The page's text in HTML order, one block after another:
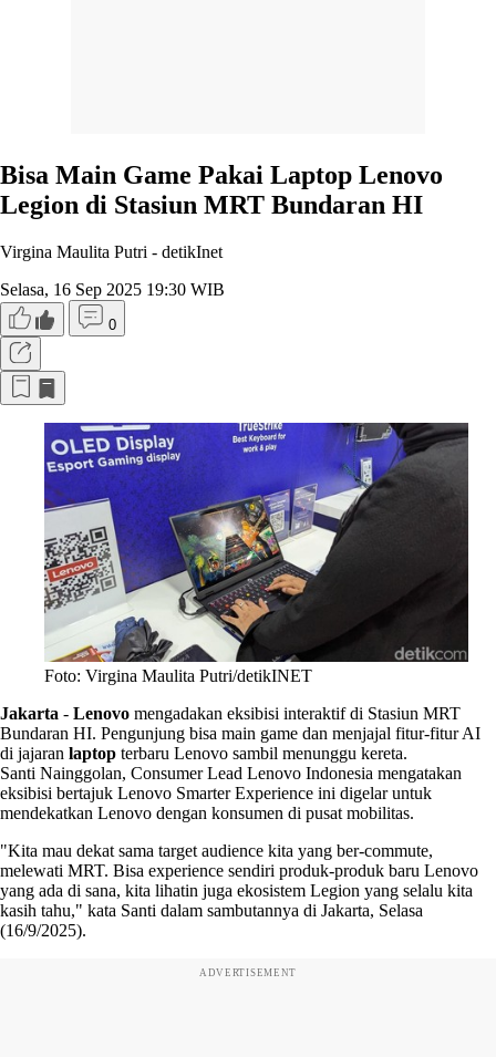
Bisa Main Game Pakai Laptop Lenovo
Legion di Stasiun MRT Bundaran HI
Virgina Maulita Putri - detikInet
Selasa, 16 Sep 2025 19:30 WIB
0
Foto: Virgina Maulita Putri/detikINET
Jakarta - Lenovo mengadakan eksibisi interaktif di Stasiun MRT
Bundaran HI. Pengunjung bisa main game dan menjajal fitur-fitur AI
di jajaran laptop terbaru Lenovo sambil menunggu kereta.
Santi Nainggolan, Consumer Lead Lenovo Indonesia mengatakan
eksibisi bertajuk Lenovo Smarter Experience ini digelar untuk
mendekatkan Lenovo dengan konsumen di pusat mobilitas.
"Kita mau dekat sama target audience kita yang ber-commute,
melewati MRT. Bisa experience sendiri produk-produk baru Lenovo
yang ada di sana, kita lihatin juga ekosistem Legion yang selalu kita
kasih tahu," kata Santi dalam sambutannya di Jakarta, Selasa
(16/9/2025).
ADVERTISEMENT